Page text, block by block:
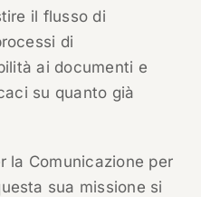
il flusso di
di
ai documenti e
su quanto già
la Comunicazione per
sua missione si